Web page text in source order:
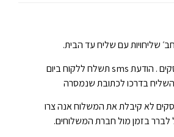
שליחויות עם שליח עד הבית.
הגעה תוך 3-7 ימי עסקים . הודעת sms תשלח ללקוח ביום
בדרכו לכתובת שנמסרה
לא קיבלת את המשלוח אנה צרו
לברר בזמן מול חברת המשלוחים.